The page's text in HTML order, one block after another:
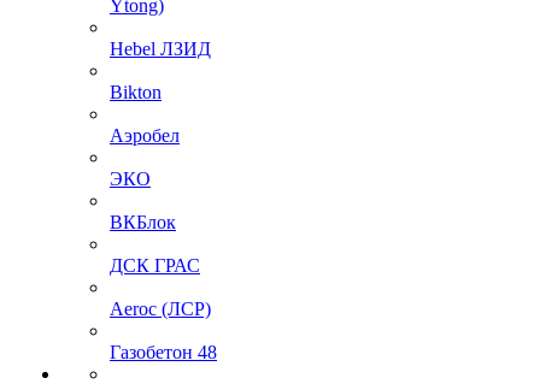
Ytong)
Hebel ЛЗИД
Bikton
Аэробел
ЭКО
ВКБлок
ДСК ГРАС
Aeroc (ЛСР)
Газобетон 48